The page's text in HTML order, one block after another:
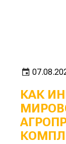
КАК